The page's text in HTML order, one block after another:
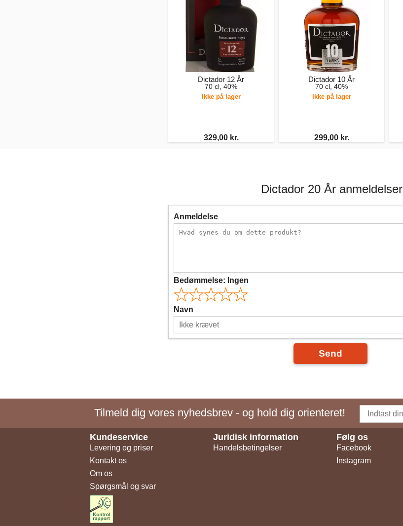
Dictador 12 År
70 cl, 40%
Ikke på lager
329,00 kr.
Dictador 10 År
70 cl, 40%
Ikke på lager
299,00 kr.
Dictador 20 År anmeldelser
Anmeldelse
Bedømmelse: Ingen
Navn
Send
Tilmeld dig vores nyhedsbrev - og hold dig orienteret!
Kundeservice
Levering og priser
Kontakt os
Om os
Spørgsmål og svar
Juridisk information
Handelsbetingelser
Følg os
Facebook
Instagram